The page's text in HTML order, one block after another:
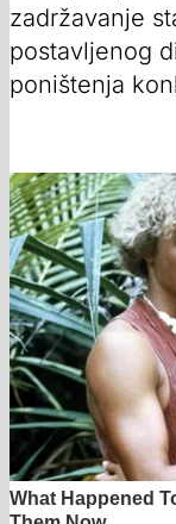
zadržavanje
postavljenog
poništenja